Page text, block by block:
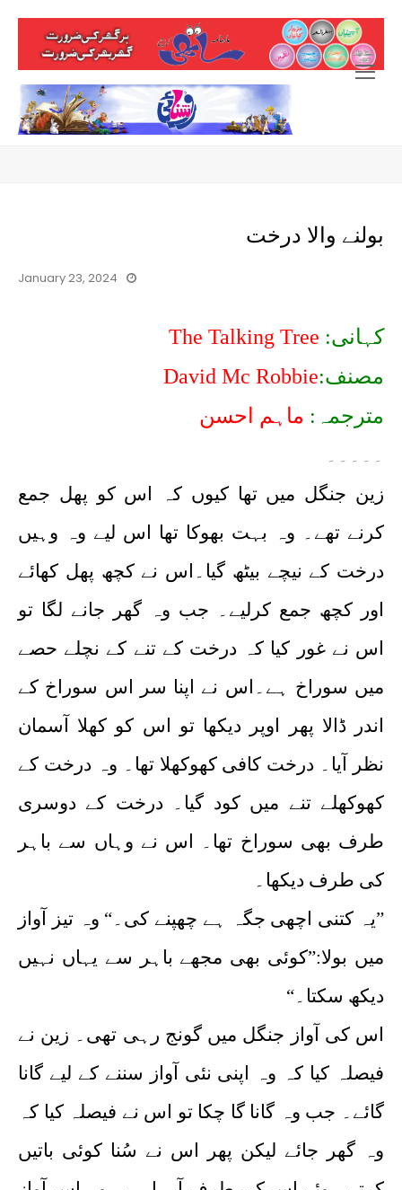
Open
بولنے والا درخت
January 23, 2024
کہانی:
مصنف:David Mc Robbie
مترجمہ: ماہم احسن
۔۔۔۔۔
زین جنگل میں تھا کیوں کہ اس کو پھل جمع
کرنے تھے۔ وہ بہت بھوکا تھا اس لیے وہ وہیں
درخت کے نیچے بیٹھ گیا۔اس نے کچھ پھل کھائے
اور کچھ جمع کرلیے۔ جب وہ گھر جانے لگا تو
اس نے غور کیا کہ درخت کے تنے کے نچلے حصے
میں سوراخ ہے۔اس نے اپنا سر اس سوراخ کے
اندر ڈالا پھر اوپر دیکھا تو اس کو کھلا آسمان
نظر آیا۔ درخت کافی کھوکھلا تھا۔ وہ درخت کے
کھوکھلے تنے میں کود گیا۔ درخت کے دوسری
طرف بھی سوراخ تھا۔ اس نے وہاں سے باہر
کی طرف دیکھا۔
”یہ کتنی اچھی جگہ ہے چھپنے کی۔“ وہ تیز آواز
میں بولا:”کوئی بھی مجھے باہر سے یہاں نہیں
دیکھ سکتا۔“
اس کی آواز جنگل میں گونج رہی تھی۔ زین نے
فیصلہ کیا کہ وہ اپنی نئی آواز سننے کے لیے گانا
گائے۔ جب وہ گانا گا چکا تو اس نے فیصلہ کیا کہ
وہ گھر جائے لیکن پھر اس نے سُنا کوئی باتیں